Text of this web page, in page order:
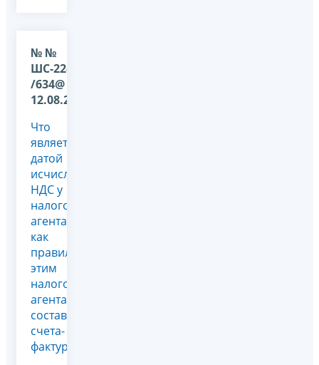
№ №
ШС-22-3
/634@ от
12.08.2009
Что
является
датой
исчисления
НДС у
налогового
агента и
как
правильно
этим
налоговым
агентам
составлять
счета-
фактуры?